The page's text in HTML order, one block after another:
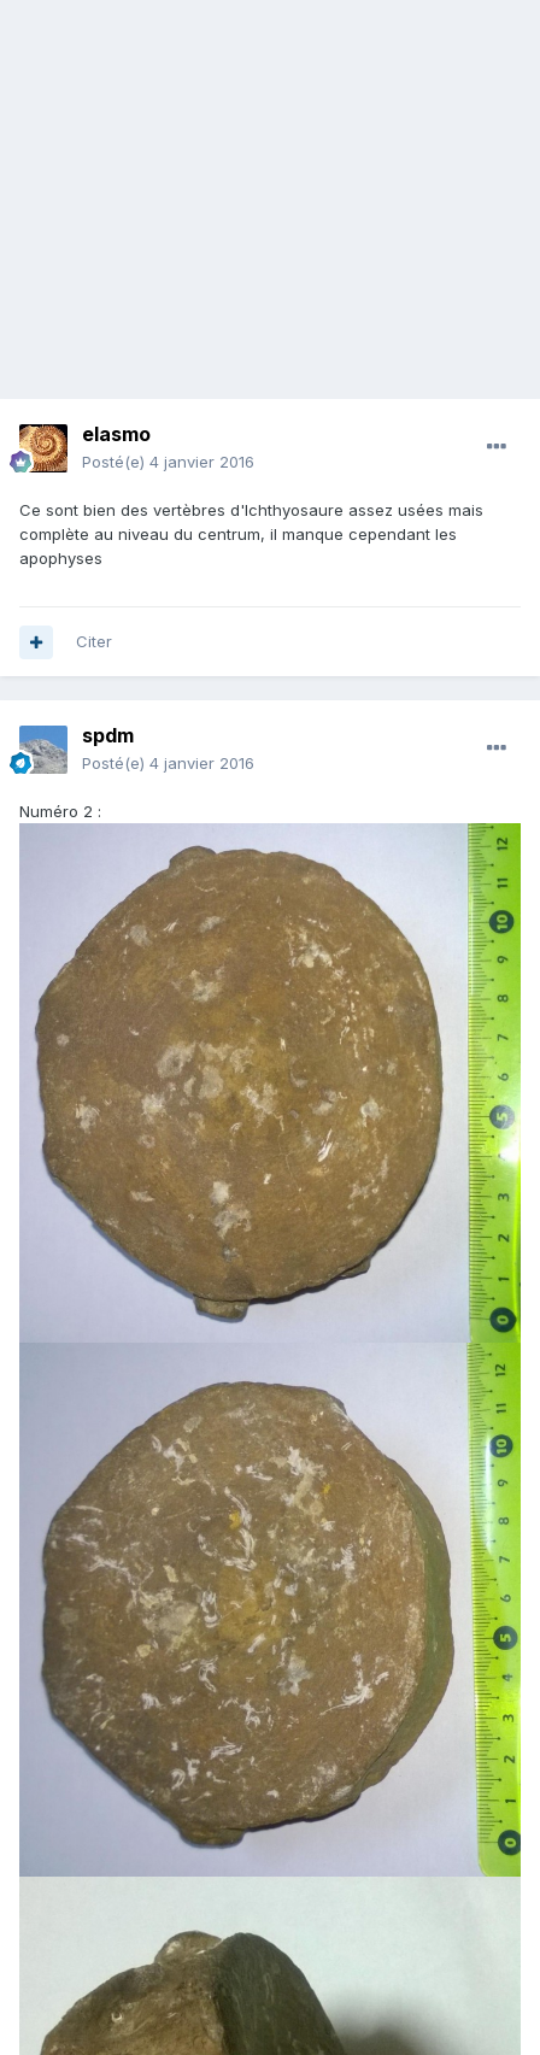
elasmo
Posté(e) 4 janvier 2016
Ce sont bien des vertèbres d'Ichthyosaure assez usées mais
complète au niveau du centrum, il manque cependant les
apophyses
Citer
spdm
Posté(e) 4 janvier 2016
Numéro 2 :